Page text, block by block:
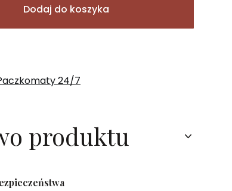
Dodaj do koszyka
24/7
produktu